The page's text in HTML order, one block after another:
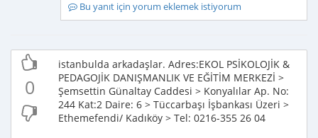
Bu yanıt için yorum eklemek istiyorum
0
istanbulda arkadaşlar. Adres:EKOL PSİKOLOJİK &
PEDAGOJİK DANIŞMANLIK VE EĞİTİM MERKEZİ >
Şemsettin Günaltay Caddesi > Konyalılar Ap. No:
244 Kat:2 Daire: 6 > Tüccarbaşı İşbankası Üzeri >
Ethemefendi/ Kadıköy > Tel: 0216-355 26 04